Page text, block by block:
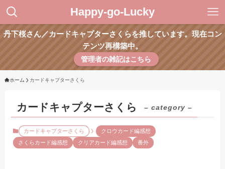
Happy-go-Lucky
丹下桜さん／カードキャプターさくらを推しています。現在コン
テンツ再構築中。
管理者の雑記はこちら
ホーム カードキャプターさくら
カードキャプターさくら – category –
カードキャプターさくら
クロウカード編感想
さくらカード編感想
クリアカード編感想 番外